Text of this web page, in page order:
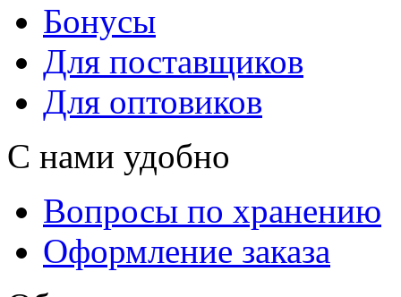
Бонусы
Для поставщиков
Для оптовиков
С нами удобно
Вопросы по хранению
Оформление заказа